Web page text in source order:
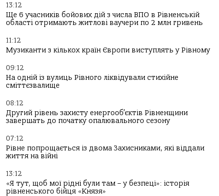
13:12
Ще 6 учасників бойових дій з числа ВПО в Рівненській
області отримають житлові ваучери по 2 млн гривень
11:12
Музиканти з кількох країн Європи виступлять у Рівному
09:12
На одній із вулиць Рівного ліквідували стихійне
сміттєзвалище
08:12
Другий рівень захисту енергооб’єктів Рівненщини
завершать до початку опалювального сезону
07:12
Рівне попрощається із двома Захисниками, які віддали
життя на війні
13:12
«Я тут, щоб мої рідні були там – у безпеці»: історія
рівненського бійця «Князя»